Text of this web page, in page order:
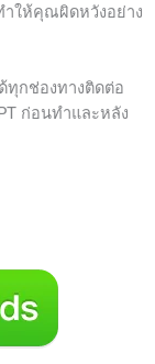
ำให้คุณผิดหวังอย่าง
ทุกช่องทางติดต่อ
ก่อนทำและหลัง